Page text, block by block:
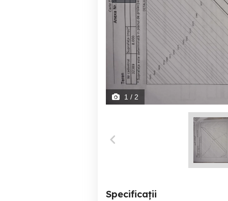
1 / 2
Specificații